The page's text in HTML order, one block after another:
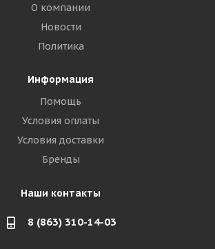
О компании
Новости
Политика
Информация
Помощь
Условия оплаты
Условия доставки
Бренды
Наши контакты
8 (863) 310-14-03